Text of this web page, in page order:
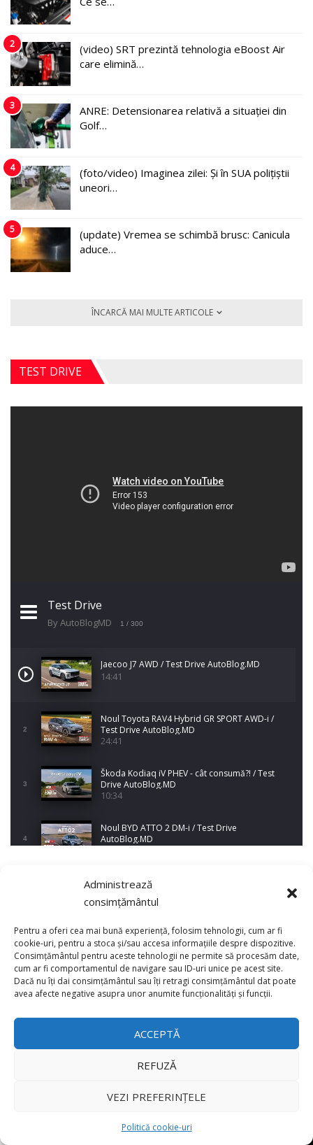
Administrează
consimțământul
Pentru a oferi cea mai bună experiență, folosim tehnologii, cum ar fi
cookie-uri, pentru a stoca și/sau accesa informațiile despre dispozitive.
Consimțământul pentru aceste tehnologii ne permite să procesăm date,
cum ar fi comportamentul de navigare sau ID-uri unice pe acest site.
Dacă nu îți dai consimțământul sau îți retragi consimțământul dat poate
avea afecte negative asupra unor anumite funcționalități și funcții.
ACCEPTĂ
REFUZĂ
VEZI PREFERINȚELE
Politică cookie-uri
2
(video) SRT prezintă tehnologia eBoost Air
care elimină…
3
ANRE: Detensionarea relativă a situației din
Golf…
4
(foto/video) Imaginea zilei: Și în SUA polițiștii
uneori…
5
(update) Vremea se schimbă brusc: Canicula
aduce…
ÎNCARCĂ MAI MULTE ARTICOLE
TEST DRIVE
Test Drive
By AutoBlogMD 1 / 300
Jaecoo J7 AWD / Test Drive AutoBlog.MD
14:41
2
Noul Toyota RAV4 Hybrid GR SPORT AWD-i /
Test Drive AutoBlog.MD
24:41
3
Škoda Kodiaq iV PHEV - cât consumă?! / Test
Drive AutoBlog.MD
10:34
4
Noul BYD ATTO 2 DM-i / Test Drive
AutoBlog.MD
17:35
Noul Mercedes-Benz S-Class facelift (S 580
27:33
6
HAVAL H5 / Test Drive AutoBlog.MD
11:58
Lotus Emira Turbo SE / Test Drive
AutoBlog.MD
AutoBlog.MD în premieră națională
Noul Geely EX2 / Test Drive AutoBlog.MD
REȚELE DE SOCIALIZARE
15,127
Likes
51,600
Subscribers
4 721
Followers
×